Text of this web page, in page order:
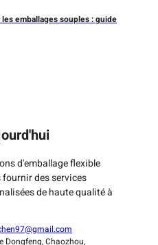
emballages souples : guide
d'emballage flexible
fournir des services
de haute qualité à
Dongfeng, Chaozhou,